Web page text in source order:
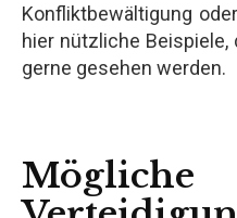
Konfliktbewältigung
hier nützliche
gerne gesehen werden.
Mögliche